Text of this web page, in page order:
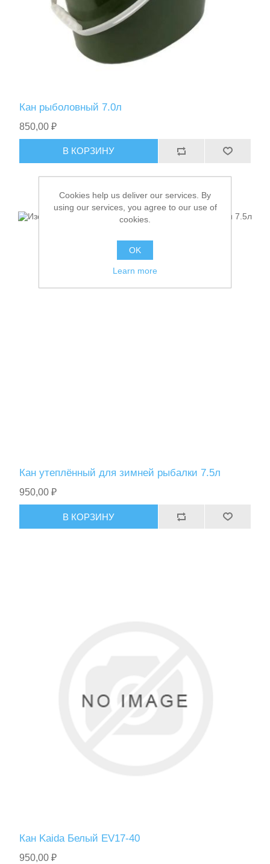
Фонари
Кан рыболовный 7.0л
850,00 ₽
В КОРЗИНУ
Кан утеплённый для зимней рыбалки 7.5л
950,00 ₽
В КОРЗИНУ
Кан Kaida Белый EV17-40
950,00 ₽
Cookies help us deliver our services. By
using our services, you agree to our use of
cookies.
OK
Learn more